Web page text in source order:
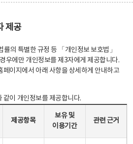
제공
의 특별한 규정 등 「개인정보 보호법」
우에만 개인정보를 제3자에게 제공합니다.
페이지에서 아래 사항을 상세하게 안내하고
같이 개인정보를 제공합니다.
제공항목
보유 및
이용기간
관련 근거